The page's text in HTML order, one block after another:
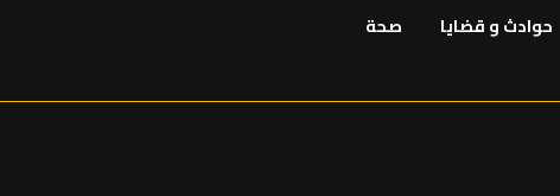
حوادث و قضايا
صحة